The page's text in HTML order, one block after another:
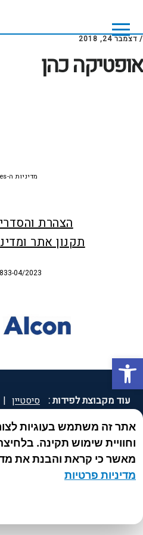
פתח סרגל נגישות
main
content
footer
/ דצמבר 24, 2018
אופטיקה כהן
הצהרת
תקנון אתר
04/2023
מדיניות ה-Cookies
אתר זה משתמש בעוגיות
וחוויית שימוש תקינה.
מאשר כי קראת והבנת את
מדיניות פרטיות
עוד מקבוצת לפידות : סיסטיין |
| ספאטון | ספיד גרון |
®